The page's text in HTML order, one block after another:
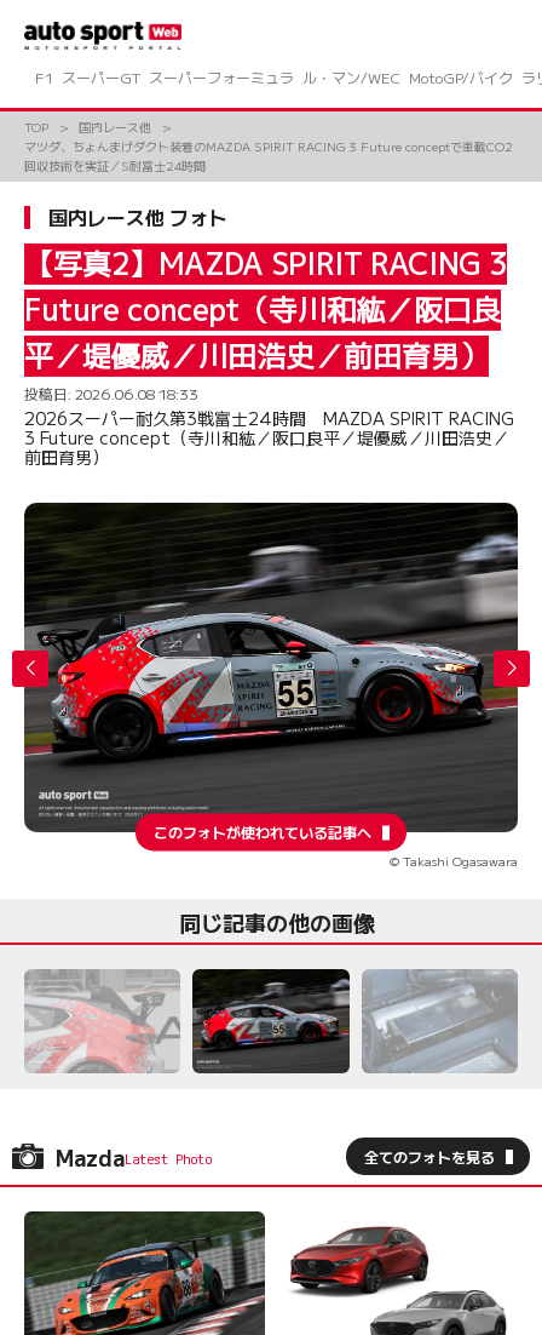
ツ
F1 スーパーGT スーパーフォーミュラ ル・マン/WEC MotoGP/バイク ラ
TOP
国内レース他
マツダ、ちょんまげダクト装着のMAZDA SPIRIT RACING 3 Future conceptで車載CO2
回収技術を実証／S耐富士24時間
国内レース他 フォト
【写真2】MAZDA SPIRIT RACING 3
Future concept（寺川和紘／阪口良
平／堤優威／川田浩史／前田育男）
投稿日: 2026.06.08 18:33
2026スーパー耐久第3戦富士24時間 MAZDA SPIRIT RACING
3 Future concept（寺川和紘／阪口良平／堤優威／川田浩史／
前田育男）
このフォトが使われている記事へ
© Takashi Ogasawara
同じ記事の他の画像
Mazda 全てのフォトを見る